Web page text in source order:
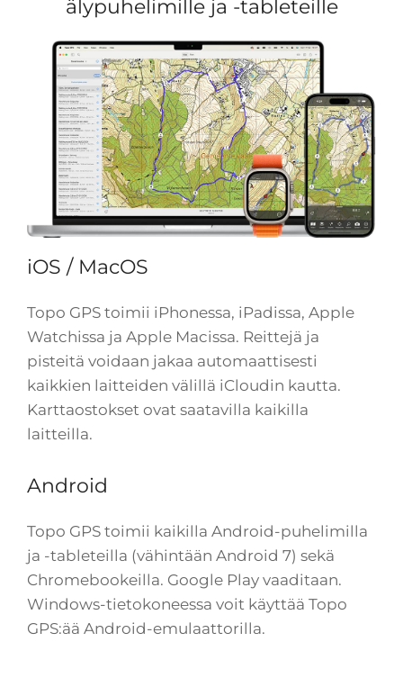
älypuhelimille ja -tableteille
iOS / MacOS
Topo GPS toimii iPhonessa, iPadissa, Apple
Watchissa ja Apple Macissa. Reittejä ja
pisteitä voidaan jakaa automaattisesti
kaikkien laitteiden välillä iCloudin kautta.
Karttaostokset ovat saatavilla kaikilla
laitteilla.
Android
Topo GPS toimii kaikilla Android-puhelimilla
ja -tableteilla (vähintään Android 7) sekä
Chromebookeilla. Google Play vaaditaan.
Windows-tietokoneessa voit käyttää Topo
GPS:ää Android-emulaattorilla.